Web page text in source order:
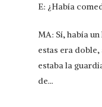
E: ¿Había
MA: Sí, había
estas era
estaba la
de…